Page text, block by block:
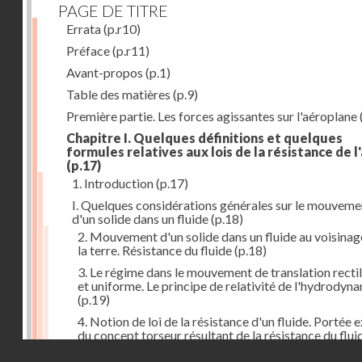
PAGE DE TITRE
Errata(p.r10)
Préface(p.r11)
Avant-propos (p.1)
Table des matières (p.9)
Première partie. Les forces agissantes sur l'aéroplane
Chapitre I. Quelques définitions et quelques
formules relatives aux lois de la résistance de
(p.17)
1. Introduction(p.17)
I. Quelques considérations générales sur le
d'un solide dans un fluide(p.18)
2. Mouvement d'un solide dans un fluide au
la terre. Résistance du fluide(p.18)
3. Le régime dans le mouvement de translation
et uniforme. Le principe de relativité de
(p.19)
4. Notion de loi de la résistance d'un fluide. Portée
du concept torseur résultant de la résistance du